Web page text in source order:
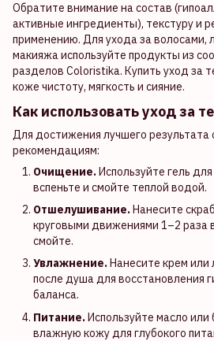
Обратите внимание на состав
активные ингредиенты), текстуру и
применению. Для ухода за волосами,
макияжа используйте продукты из
разделов Coloristika. Купить уход за
коже чистоту, мягкость и сияние.
Как использовать уход за
Для достижения лучшего результата
рекомендациям:
Очищение.Используйте гель
вспеньте и смойте теплой водой.
Отшелушивание.Нанесите
круговыми движениями 1–2 раза
смойте.
Увлажнение. Нанесите крем или
после душа для восстановления
баланса.
Питание.Используйте масло или
влажную кожу для глубокого